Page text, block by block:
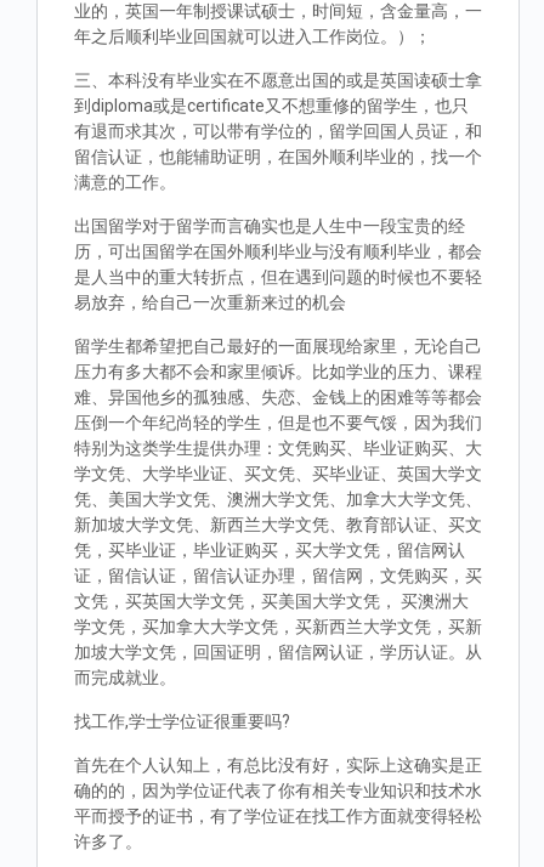
业的，英国一年制授课试硕士，时间短，含金量高，一
年之后顺利毕业回国就可以进入工作岗位。）；
三、本科没有毕业实在不愿意出国的或是英国读硕士拿
到diploma或是certificate又不想重修的留学生，也只
有退而求其次，可以带有学位的，留学回国人员证，和
留信认证，也能辅助证明，在国外顺利毕业的，找一个
满意的工作。
出国留学对于留学而言确实也是人生中一段宝贵的经
历，可出国留学在国外顺利毕业与没有顺利毕业，都会
是人当中的重大转折点，但在遇到问题的时候也不要轻
易放弃，给自己一次重新来过的机会
留学生都希望把自己最好的一面展现给家里，无论自己
压力有多大都不会和家里倾诉。比如学业的压力、课程
难、异国他乡的孤独感、失恋、金钱上的困难等等都会
压倒一个年纪尚轻的学生，但是也不要气馁，因为我们
特别为这类学生提供办理：文凭购买、毕业证购买、大
学文凭、大学毕业证、买文凭、买毕业证、英国大学文
凭、美国大学文凭、澳洲大学文凭、加拿大大学文凭、
新加坡大学文凭、新西兰大学文凭、教育部认证、买文
凭，买毕业证，毕业证购买，买大学文凭，留信网认
证，留信认证，留信认证办理，留信网，文凭购买，买
文凭，买英国大学文凭，买美国大学文凭， 买澳洲大
学文凭，买加拿大大学文凭，买新西兰大学文凭，买新
加坡大学文凭，回国证明，留信网认证，学历认证。从
而完成就业。
找工作,学士学位证很重要吗?
首先在个人认知上，有总比没有好，实际上这确实是正
确的的，因为学位证代表了你有相关专业知识和技术水
平而授予的证书，有了学位证在找工作方面就变得轻松
许多了。